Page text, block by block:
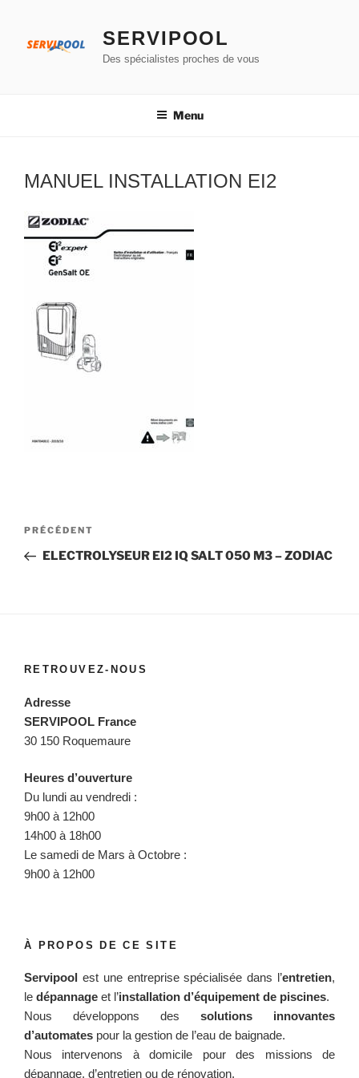
contenu
SERVIPOOL
Des spécialistes proches de vous
Menu
MANUEL INSTALLATION EI2
Navigation
l’article
Article
précédent
PRÉCÉDENT
ELECTROLYSEUR EI2 IQ SALT 050 M3 – ZODIAC
RETROUVEZ-NOUS
Adresse
SERVIPOOL France
30 150 Roquemaure
Heures d’ouverture
Du lundi au vendredi :
9h00 à 12h00
14h00 à 18h00
Le samedi de Mars à Octobre :
9h00 à 12h00
À PROPOS DE CE SITE
Servipool est une entreprise spécialisée dans l’entretien,
le dépannage et l’installation d’équipement de piscines.
Nous développons des solutions innovantes
d’automates pour la gestion de l’eau de baignade.
Nous intervenons à domicile pour des missions de
dépannage, d’entretien ou de rénovation.